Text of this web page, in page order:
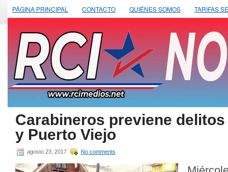
PÁGINA PRINCIPAL CONTACTO QUIÉNES SOMOS TARIFAS
Carabineros previene
y Puerto Viejo
agosto 23, 2017 No comments